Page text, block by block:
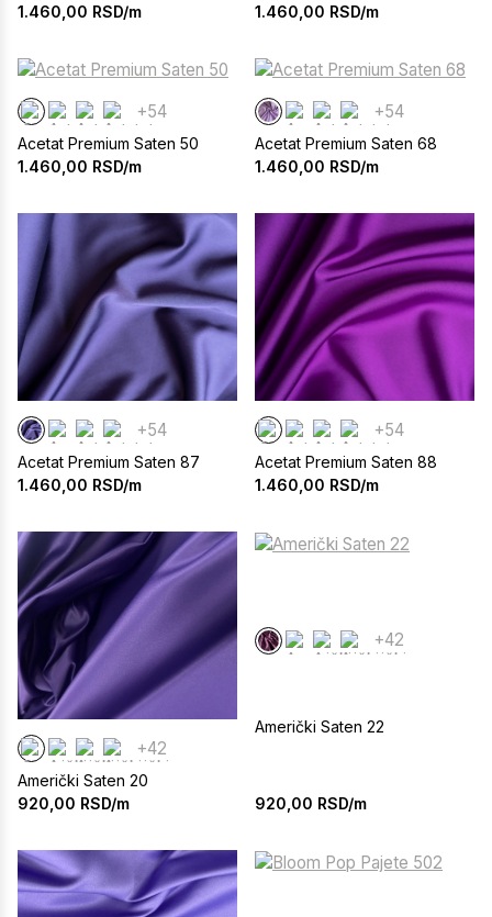
1.460,00 RSD/m 1.460,00 RSD/m
+54
Acetat Premium Saten 50
1.460,00 RSD/m
+54
Acetat Premium Saten 68
1.460,00 RSD/m
+54
Acetat Premium Saten 87
1.460,00 RSD/m
+54
Acetat Premium Saten 88
1.460,00 RSD/m
+42
Američki Saten 20
920,00 RSD/m
+42
Američki Saten 22
920,00 RSD/m